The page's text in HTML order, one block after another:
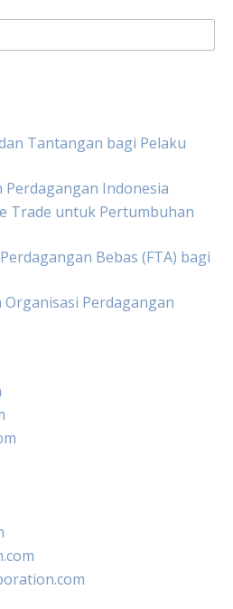
Tantangan bagi Pelaku
Perdagangan Indonesia
Trade untuk Pertumbuhan
Bebas (FTA) bagi
Perdagangan